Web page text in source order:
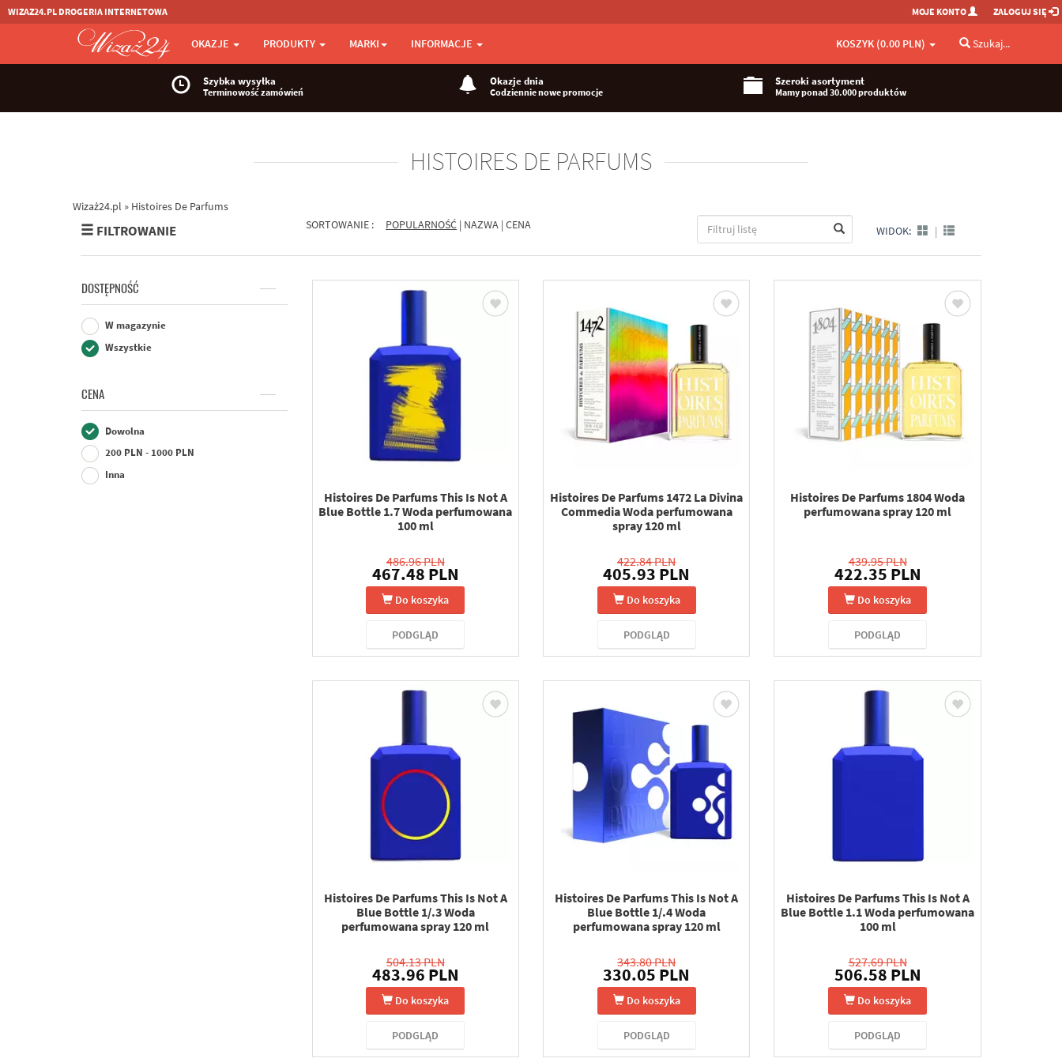
WIZAZ24.PL DROGERIA INTERNETOWA MOJE KONTO ZALOGUJ SIĘ
OKAZJE PRODUKTY MARKI INFORMACJE KOSZYK (0.00 PLN) Szukaj...
Szybka wysyłka
Terminowość zamówień
Okazje dnia
Codziennie nowe promocje
Szeroki asortyment
Mamy ponad 30.000 produktów
HISTOIRES DE PARFUMS
Wizaż24.pl » Histoires De Parfums
FILTROWANIE SORTOWANIE : POPULARNOŚĆ | NAZWA | CENA WIDOK: |
DOSTĘPNOŚĆ
W magazynie
Wszystkie
CENA
Dowolna
200 PLN - 1000 PLN
Inna
Histoires De Parfums This Is Not A
Blue Bottle 1.7 Woda perfumowana
100 ml
486.96 PLN
467.48 PLN
Do koszyka
PODGLĄD
Histoires De Parfums 1472 La Divina
Commedia Woda perfumowana
spray 120 ml
422.84 PLN
405.93 PLN
Do koszyka
PODGLĄD
Histoires De Parfums 1804 Woda
perfumowana spray 120 ml
439.95 PLN
422.35 PLN
Do koszyka
PODGLĄD
Histoires De Parfums This Is Not A
Blue Bottle 1/.3 Woda
perfumowana spray 120 ml
504.13 PLN
483.96 PLN
Do koszyka
PODGLĄD
Histoires De Parfums This Is Not A
Blue Bottle 1/.4 Woda
perfumowana spray 120 ml
343.80 PLN
330.05 PLN
Do koszyka
PODGLĄD
Histoires De Parfums This Is Not A
Blue Bottle 1.1 Woda perfumowana
100 ml
527.69 PLN
506.58 PLN
Do koszyka
PODGLĄD